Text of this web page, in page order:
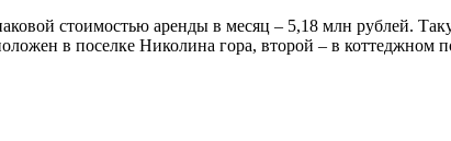
стоимостью аренды в месяц – 5,18 млн рублей.
в поселке Николина гора, второй – в коттеджном